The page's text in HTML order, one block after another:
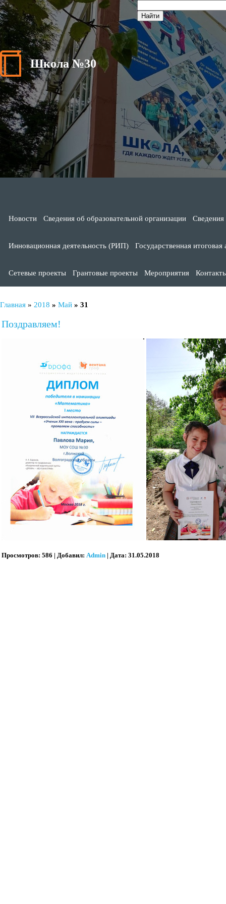
Школа №30
Новости Сведения об образовательной организации Сведения
Инновационная деятельность (РИП) Государственная итоговая
Сетевые проекты Грантовые проекты Мероприятия
Главная » 2018 » Май » 31
Поздравляем!
Просмотров: 586 | Добавил: Admin | Дата: 31.05.2018